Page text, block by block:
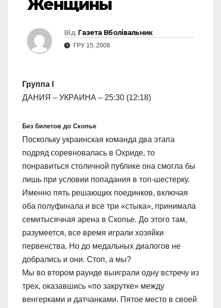
Женщины
Від Газета Вболівальник
ГРУ 15, 2008
Группа I
ДАНИЯ – УКРАИНА – 25:30 (12:18)
Без билетов до Скопье
Поскольку украинская команда два этапа
подряд соревновалась в Охриде, то
понравиться столичной публике она смогла бы
лишь при условии попадания в топ-шестерку.
Именно пять решающих поединков, включая
оба полуфинала и все три «стыка», принимала
семитысячная арена в Скопье. До этого там,
разумеется, все время играли хозяйки
первенства. Но до медальных диалогов не
добрались и они. Стоп, а мы?
Мы во втором раунде выиграли одну встречу из
трех, оказавшись «по закрутке» между
венгерками и датчанками. Пятое место в своей